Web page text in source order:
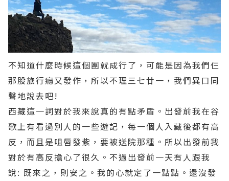
不知道什麼時候這個團就成行了，可能是因為我們仨
那股旅行癮又發作，所以不理三七廿一，我們異口同
聲地說去吧!
西藏這一詞對於我來說真的有點矛盾。出發前我在谷
歌上有看過別人的一些遊記，每一個人入藏後都有高
反，而且是咀唇發紫，要被送院那種。所以出發前我
對於有高反擔心了很久。不過出發前一天有人跟我
說: 既來之，則安之。我的心就定了一點點。還沒發